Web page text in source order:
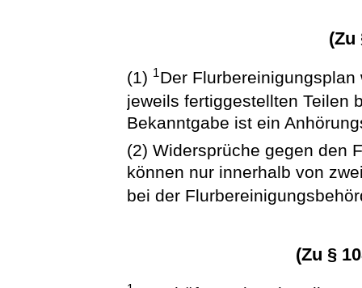
(Zu
(1) 1Der
jeweils fertiggestellten Teilen
Bekanntgabe ist ein
(2) Widersprüche gegen den
können nur innerhalb von
bei der
(Zu §